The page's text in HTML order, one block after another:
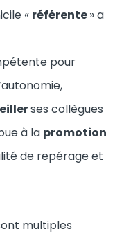
« référente» a
pour
ses collègues
à la promotion
de repérage et
multiples